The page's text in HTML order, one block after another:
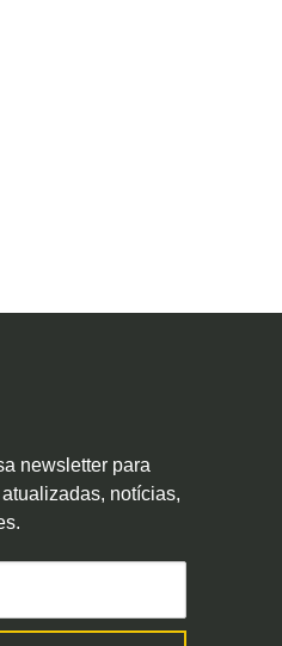
newsletter para
notícias,